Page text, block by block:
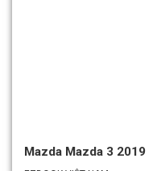
Mazda Mazda 3 2019